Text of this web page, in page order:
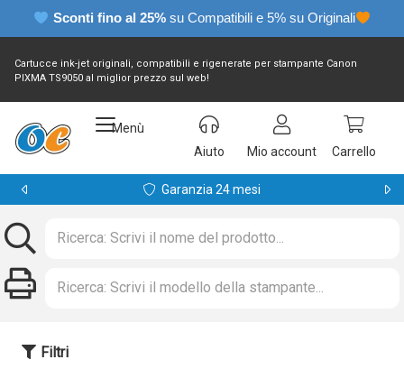
Sconti fino al 25% su Compatibili e 5% su Originali
Cartucce ink-jet originali, compatibili e rigenerate per stampante Canon
PIXMA TS9050 al miglior prezzo sul web!
Menù
Aiuto
Mio account Carrello
Garanzia 24 mesi
Filtri